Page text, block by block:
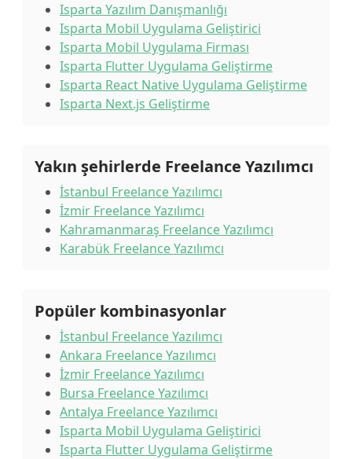
Isparta Yazılım Danışmanlığı
Isparta Mobil Uygulama Geliştirici
Isparta Mobil Uygulama Firması
Isparta Flutter Uygulama Geliştirme
Isparta React Native Uygulama Geliştirme
Isparta Next.js Geliştirme
Yakın şehirlerde Freelance Yazılımcı
İstanbul Freelance Yazılımcı
İzmir Freelance Yazılımcı
Kahramanmaraş Freelance Yazılımcı
Karabük Freelance Yazılımcı
Popüler kombinasyonlar
İstanbul Freelance Yazılımcı
Ankara Freelance Yazılımcı
İzmir Freelance Yazılımcı
Bursa Freelance Yazılımcı
Antalya Freelance Yazılımcı
Isparta Mobil Uygulama Geliştirici
Isparta Flutter Uygulama Geliştirme